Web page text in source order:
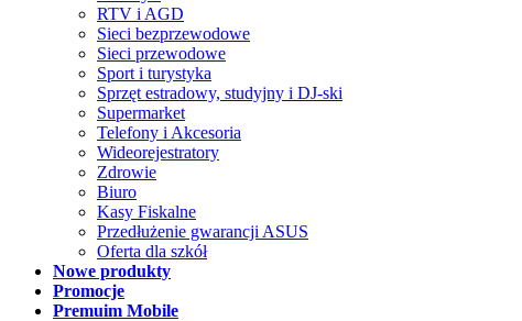
RTV i AGD
Sieci bezprzewodowe
Sieci przewodowe
Sport i turystyka
Sprzęt estradowy, studyjny i DJ-ski
Supermarket
Telefony i Akcesoria
Wideorejestratory
Zdrowie
Biuro
Kasy Fiskalne
Przedłużenie gwarancji ASUS
Oferta dla szkół
Nowe produkty
Promocje
Premuim Mobile